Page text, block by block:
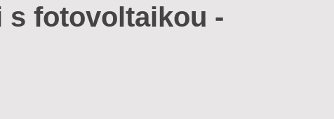
s fotovoltaikou -